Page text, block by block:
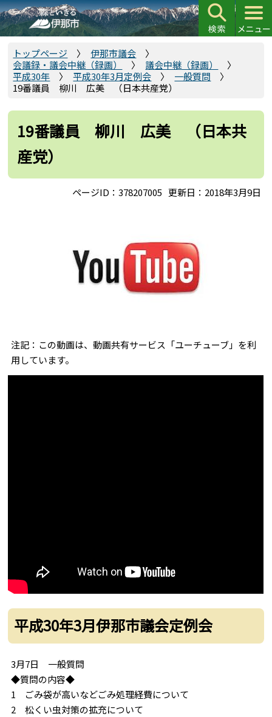
こ
の
ペ
頭
トップページ
伊那市議会
会議録・議会中継（録画）
議会中継（録画）
平成30年
平成30年3月定例会
一般質問
19番議員 柳川 広美 （日本共産党）
19番議員 柳川 広美 （日本共
産党）
ページID：378207005 更新日：2018年3月9日
注記：この動画は、動画共有サービス「ユーチューブ」を利
用しています。
平成30年3月伊那市議会定例会
3月7日 一般質問
◆質問の内容◆
1 ごみ袋が高いなどごみ処理経費について
2 松くい虫対策の拡充について